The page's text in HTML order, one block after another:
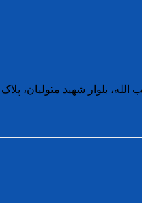
بلوار شهید متولیان، پلاک ۹